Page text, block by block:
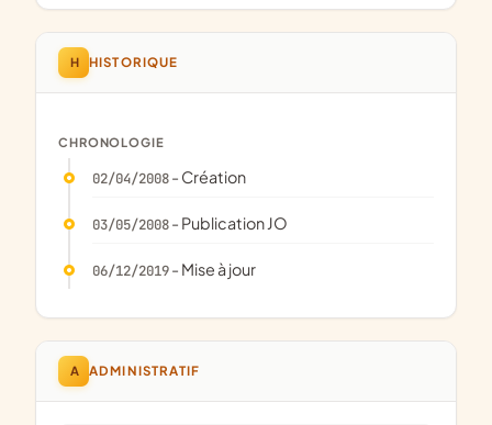
H HISTORIQUE
CHRONOLOGIE
02/04/2008- Création
03/05/2008- Publication JO
06/12/2019- Mise à jour
A ADMINISTRATIF